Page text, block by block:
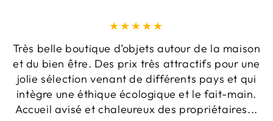
Très belle boutique d’objets autour de la maison
et du bien être. Des prix très attractifs pour une
jolie sélection venant de différents pays et qui
intègre une éthique écologique et le fait-main.
Accueil avisé et chaleureux des propriétaires...